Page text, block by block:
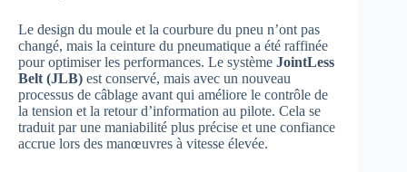
Le design du moule et la courbure du pneu n’ont pas
changé, mais la ceinture du pneumatique a été raffinée
pour optimiser les performances. Le système JointLess
Belt (JLB) est conservé, mais avec un nouveau
processus de câblage avant qui améliore le contrôle de
la tension et la retour d’information au pilote. Cela se
traduit par une maniabilité plus précise et une confiance
accrue lors des manœuvres à vitesse élevée.